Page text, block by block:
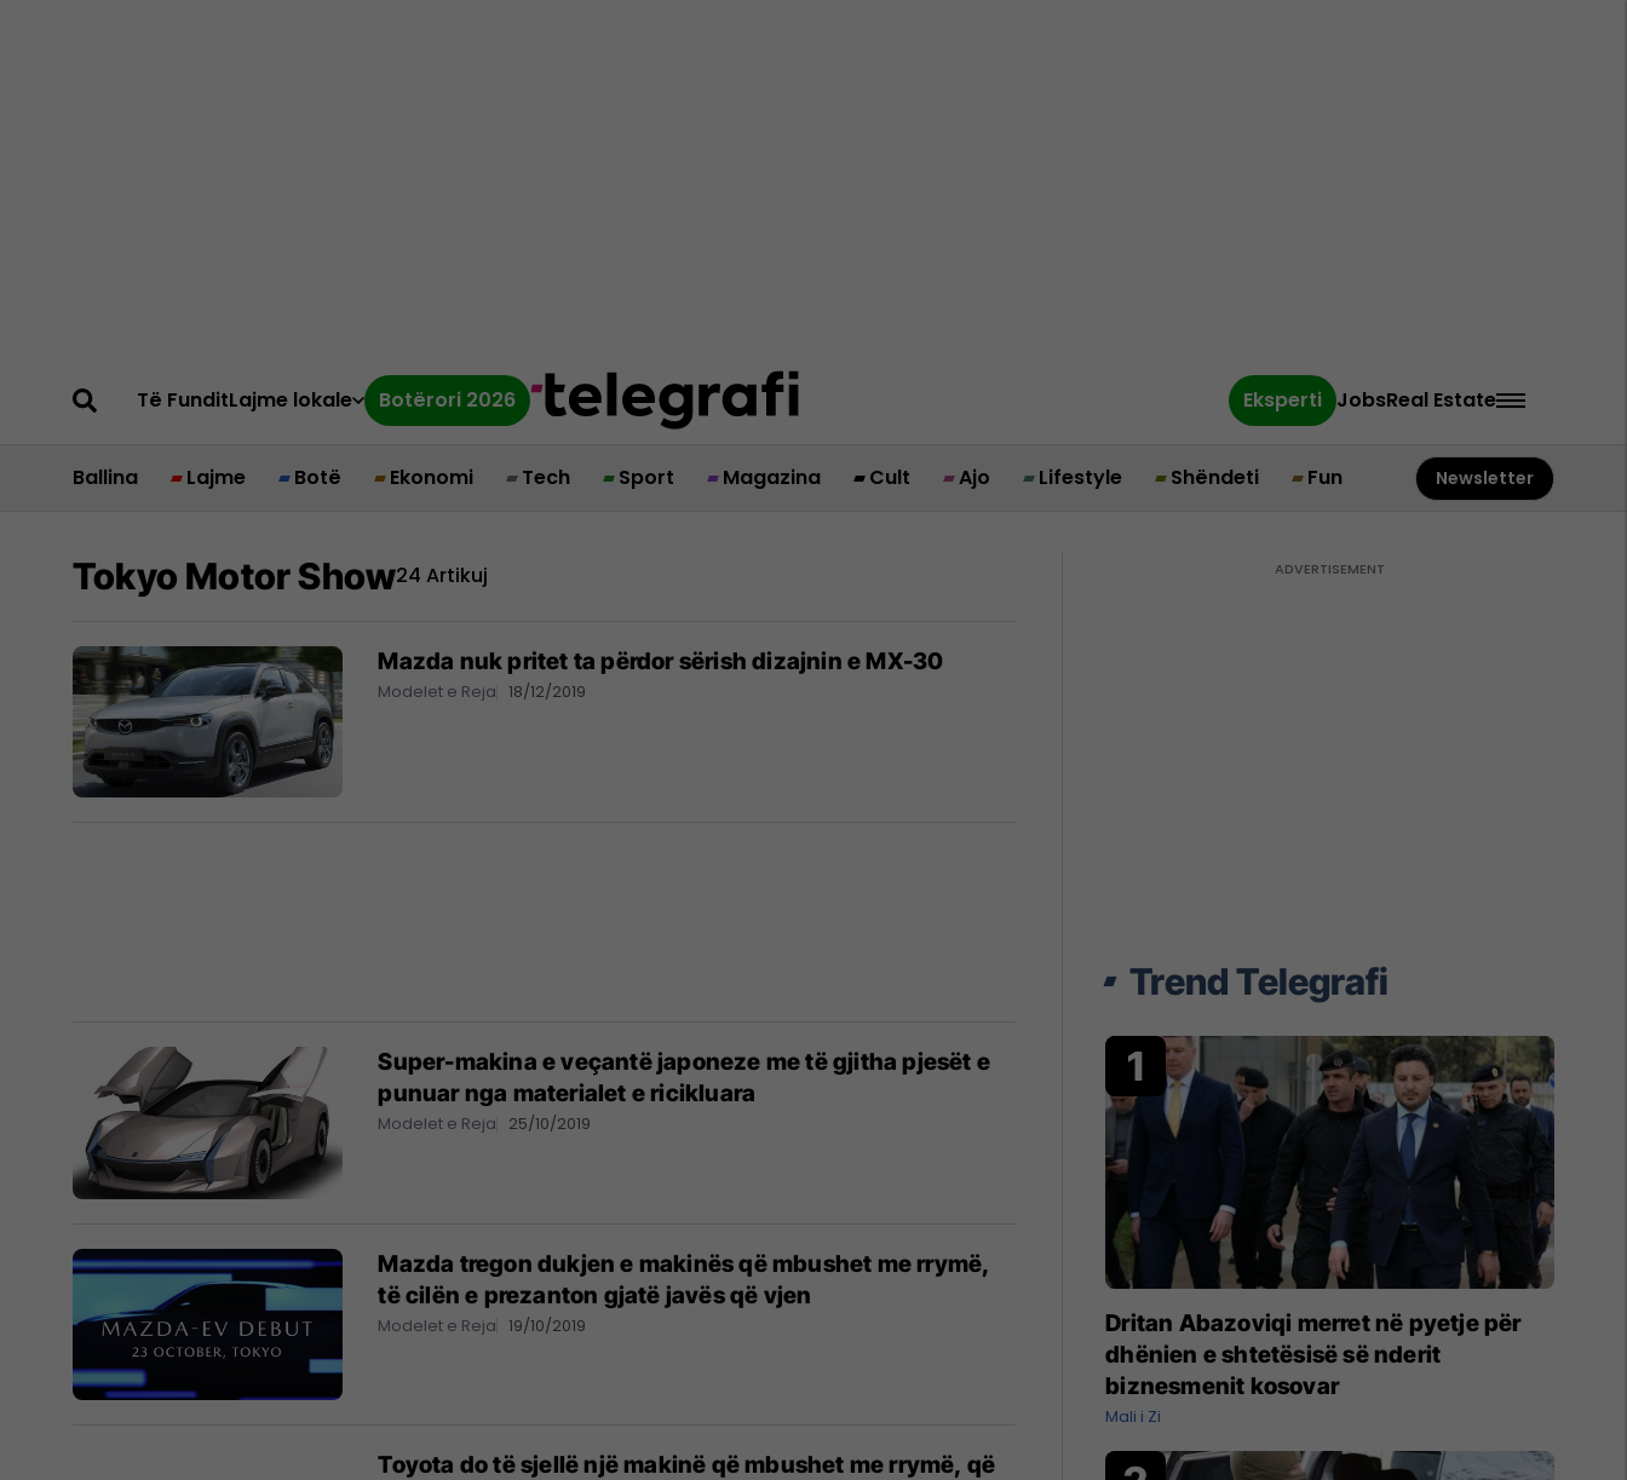
Të FunditLajme lokale Botërori 2026 Eksperti JobsReal Estate
Ballina Lajme Botë Ekonomi Tech Sport Magazina Cult Ajo Lifestyle Shëndeti Fun Newsletter
Tokyo Motor Show24 Artikuj
Mazda nuk pritet ta përdor sërish dizajnin e MX-30
Modelet e Reja 18/12/2019
Super-makina e veçantë japoneze me të gjitha pjesët e
punuar nga materialet e ricikluara
Modelet e Reja 25/10/2019
Mazda tregon dukjen e makinës që mbushet me rrymë,
të cilën e prezanton gjatë javës që vjen
Modelet e Reja 19/10/2019
Toyota do të sjellë një makinë që mbushet me rrymë, që
Trend Telegrafi
Dritan Abazoviqi merret në pyetje për
dhënien e shtetësisë së nderit
biznesmenit kosovar
Mali i Zi